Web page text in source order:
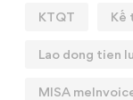
KTQT Kế
Lao dong tien
MISA